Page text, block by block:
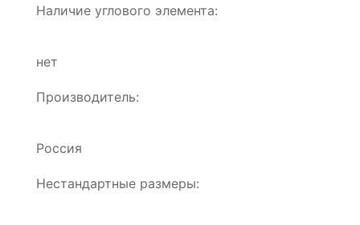
Наличие углового элемента:
нет
Производитель:
Россия
Нестандартные размеры: